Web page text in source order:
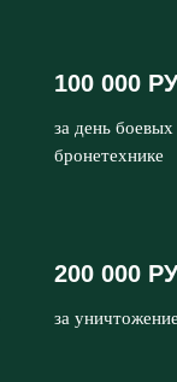
100 000
за день
бронетехнике
200 000
за